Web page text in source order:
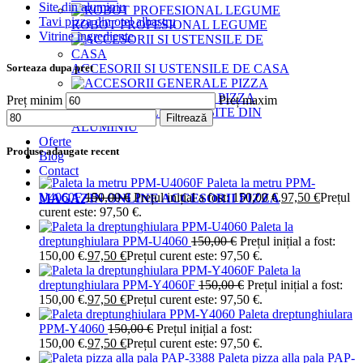
ROBOT PROFESIONAL LEGUME
ACCESORII SI USTENSILE DE CASA
ACCESORII GENERALE PIZZA
SITE DIN
ALUMINIU
Oferte
Blog
Contact
MAGAZIN ONLINE ACCESORII PIZZA
Site din aluminiu
Tavi pizza din otel albastru
Vitrine ingrediente
Sorteaza dupa pret
Preț minim Preț maxim
Filtrează
Produse adaugate recent
Paleta la metru PPM-
U4060F150,00€ Prețul inițial a fost: 150,00 €.97,50 €Prețul
curent este: 97,50 €.
Paleta la
dreptunghiulara PPM-U4060 150,00€ Prețul inițial a fost:
150,00 €.97,50 €Prețul curent este: 97,50 €.
Paleta la
dreptunghiulara PPM-Y4060F 150,00€ Prețul inițial a fost:
150,00 €.97,50 €Prețul curent este: 97,50 €.
Paleta dreptunghiulara
PPM-Y4060 150,00€ Prețul inițial a fost:
150,00 €.97,50 €Prețul curent este: 97,50 €.
Paleta pizza alla pala PAP-